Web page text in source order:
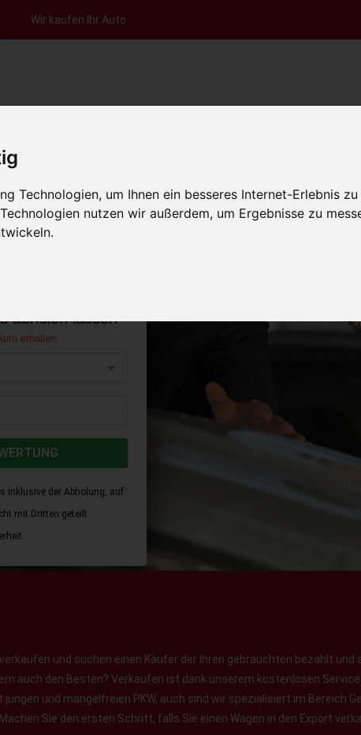
Technologien, um Ihnen ein besseres Internet-Erlebnis
nutzen wir außerdem, um Ergebnisse zu
Wir kaufen Ihr Auto
HOME KONTAKT ÜBER UNS
Hessen
abholen lassen
erhalten
inklusive der Abholung, auf
mit Dritten geteilt.
und suchen einen Käufer der Ihren gebrauchten bezahlt
auch den Besten? Verkaufen ist dank unserem kostenlosen
und mängelfreien PKW, auch sind wir spezialisiert im Bereich
Sie den ersten Schritt, falls Sie einen Wagen in den Export